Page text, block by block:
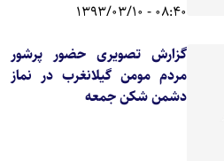
08:40 - 1393/03/10
گزارش تصویری حضور پرشور
مردم مومن گیلانغرب در نماز
دشمن شکن جمعه